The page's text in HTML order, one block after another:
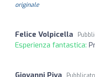
originale
Felice Volpicella
Esperienza fantastica:
Giovanni Piva Pubblicato